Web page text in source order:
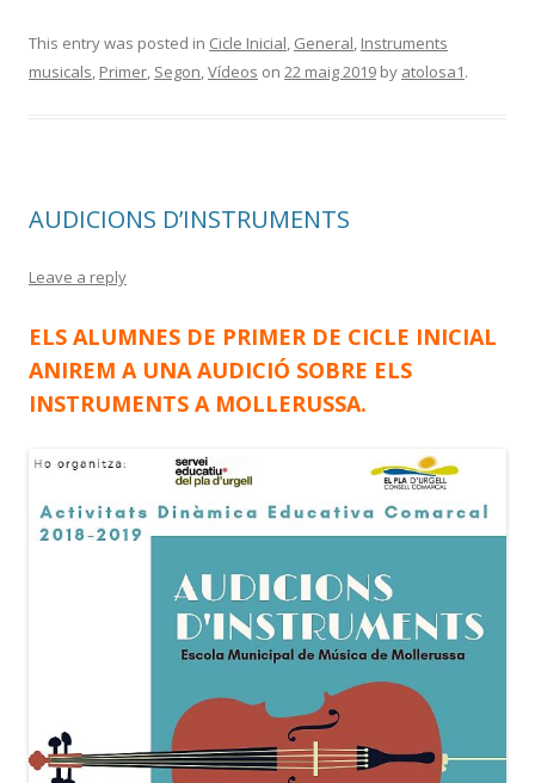
e
b
k
itt
er
m
p
ix
This entry was posted in Cicle Inicial, General, Instruments
musicals, Primer, Segon,Vídeos on 22 maig 2019 by atolosa1.
AUDICIONS D’INSTRUMENTS
Leave a reply
ELS ALUMNES DE PRIMER DE CICLE INICIAL
ANIREM A UNA AUDICIÓ SOBRE ELS
INSTRUMENTS A MOLLERUSSA.